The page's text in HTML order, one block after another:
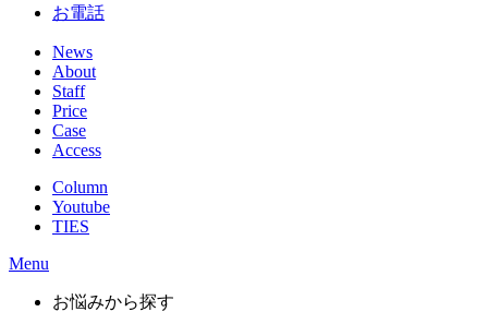
お電話
News
About
Staff
Price
Case
Access
Column
Youtube
TIES
Menu
お悩みから探す